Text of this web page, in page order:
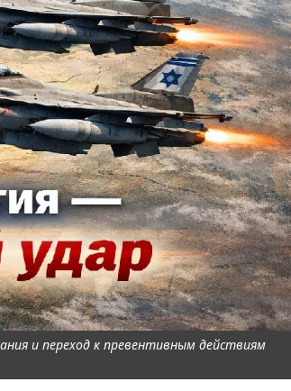
и переход к превентивным действиям